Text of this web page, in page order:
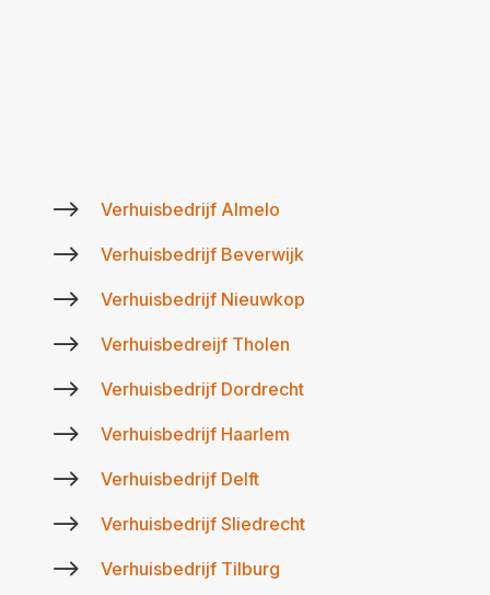
$ Verhuisbedrijf Almelo
$ Verhuisbedrijf Beverwijk
$ Verhuisbedrijf Nieuwkop
$ Verhuisbedreijf Tholen
$ Verhuisbedrijf Dordrecht
$ Verhuisbedrijf Haarlem
$ Verhuisbedrijf Delft
$ Verhuisbedrijf Sliedrecht
$ Verhuisbedrijf Tilburg